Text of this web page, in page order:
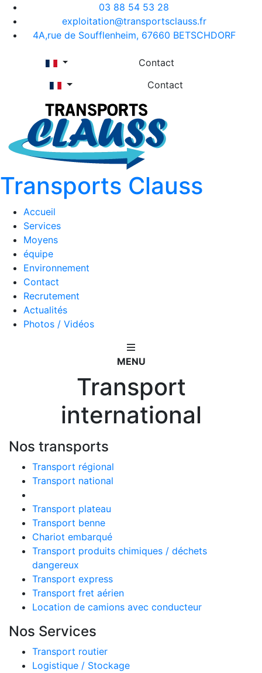
03 88 54 53 28
exploitation@transportsclauss.fr
4A,rue de Soufflenheim, 67660 BETSCHDORF
Contact
Contact
Transports Clauss
Accueil
Services
Moyens
équipe
Environnement
Contact
Recrutement
Actualités
Photos / Vidéos
MENU
Transport
international
Nos transports
Transport régional
Transport national
Transport plateau
Transport benne
Chariot embarqué
Transport produits chimiques / déchets
dangereux
Transport express
Transport fret aérien
Location de camions avec conducteur
Nos Services
Transport routier
Logistique / Stockage